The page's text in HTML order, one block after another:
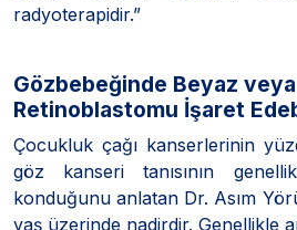
radyoterapidir.”
Gözbebeğinde Beyaz
Retinoblastomu İşaret
Çocukluk çağı kanserlerinin
göz kanseri tanısının
konduğunu anlatan Dr. Asım
yaş üzerinde nadirdir. Genellikle